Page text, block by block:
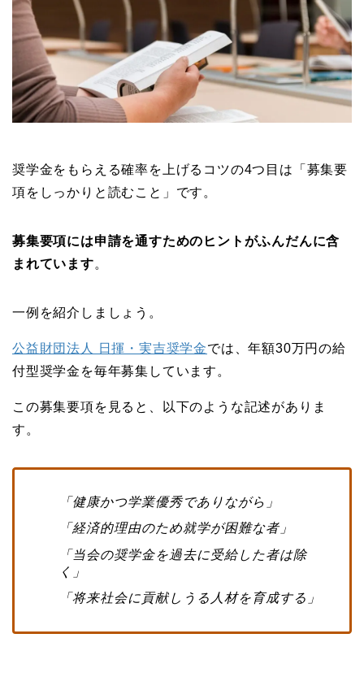
奨学金をもらえる確率を上げるコツの4つ目は「募集要
項をしっかりと読むこと」です。
募集要項には申請を通すためのヒントがふんだんに含
まれています。
一例を紹介しましょう。
公益財団法人 日揮・実吉奨学金では、年額30万円の給
付型奨学金を毎年募集しています。
この募集要項を見ると、以下のような記述がありま
す。
「健康かつ学業優秀でありながら」
「経済的理由のため就学が困難な者」
「当会の奨学金を過去に受給した者は除
く」
「将来社会に貢献しうる人材を育成する」